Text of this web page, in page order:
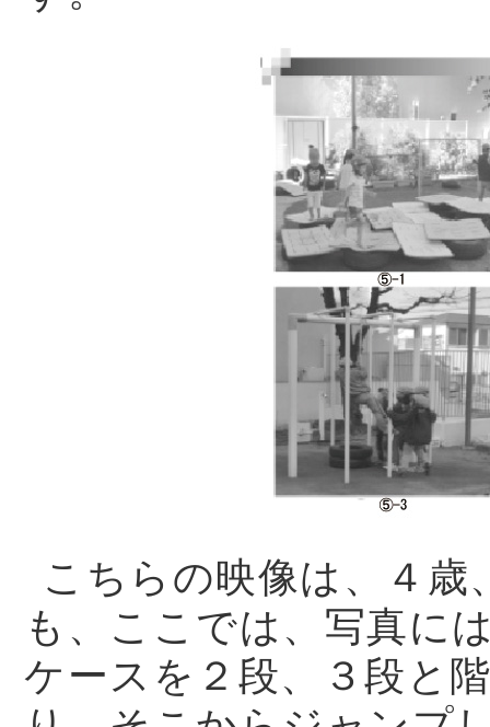
こちらの映像は、４
も、ここでは、写真に
ケースを２段、３段と